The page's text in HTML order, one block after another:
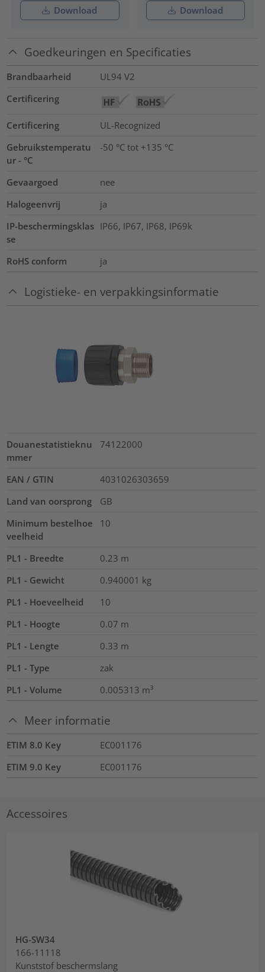
Download Download
Goedkeuringen en Specificaties
Brandbaarheid
UL94 V2
Certificering
Certificering
UL-Recognized
Gebruikstemperatu
ur - °C
-50 °C tot +135 °C
Gevaargoed
nee
Halogeenvrij
ja
IP-beschermingsklas
se
IP66, IP67, IP68, IP69k
RoHS conform ja
Logistieke- en verpakkingsinformatie
Douanestatistieknu
mmer
74122000
EAN / GTIN
4031026303659
Land van oorsprong
GB
Minimum bestelhoe
veelheid
10
PL1 - Breedte 0.23 m
PL1 - Gewicht
0.940001 kg
PL1 - Hoeveelheid
10
PL1 - Hoogte
0.07 m
PL1 - Lengte
0.33 m
PL1 - Type
zak
PL1 - Volume
0.005313 m³
Meer informatie
ETIM 8.0 Key
EC001176
ETIM 9.0 Key
EC001176
Accessoires
HG-SW34
166-11118
Kunststof beschermslang